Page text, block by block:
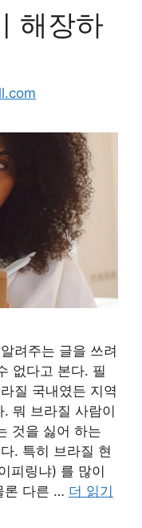
해장하
려주는 글을 쓰려
없다고 본다. 필
질 국내였든 지역
뭐 브라질 사람이
것을 싫어 하는
. 특히 브라질 현
피링냐) 를 많이
론 다른 … 더 읽기